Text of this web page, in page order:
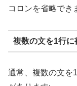
コロンを省略でき
複数の文を1行に
通常、複数の文を